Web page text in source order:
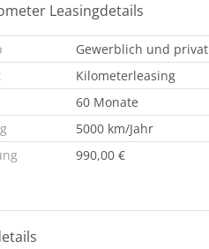
Leasingdetails
Gewerblich und privat
Kilometerleasing
60 Monate
5000 km/Jahr
990,00 €